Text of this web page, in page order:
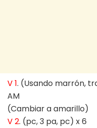
V 1. (Usando marrón,
AM
(Cambiar a amarillo)
V 2. (pc, 3 pa, pc) x 6